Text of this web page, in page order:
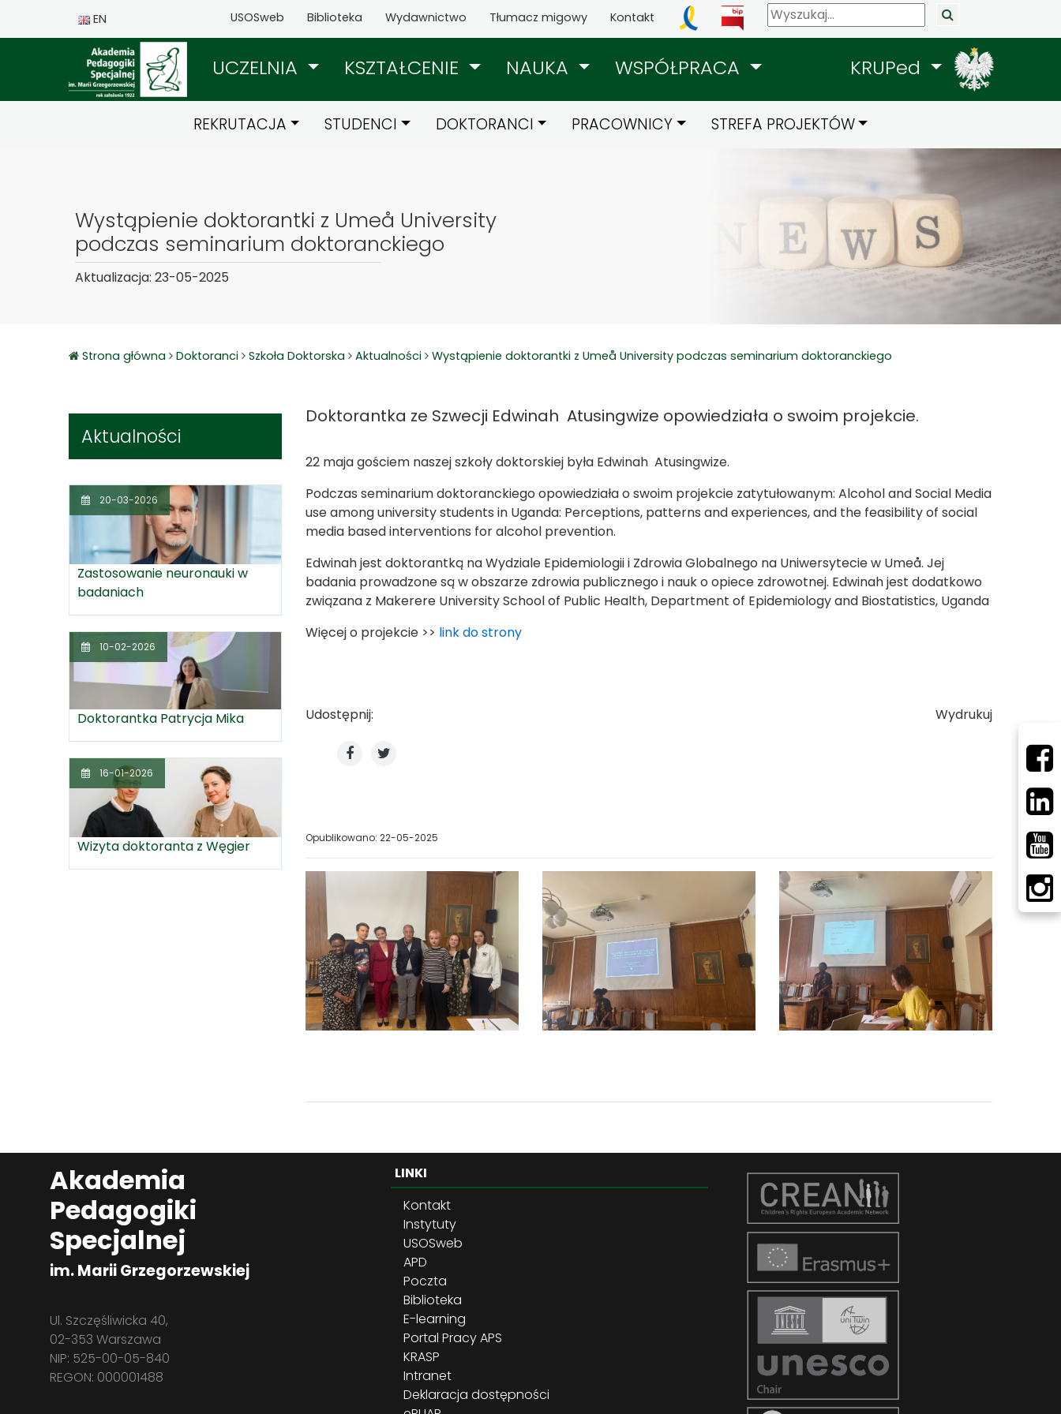
EN USOSweb Biblioteka Wydawnictwo Tłumacz migowy Kontakt
UCZELNIA KSZTAŁCENIE NAUKA WSPÓŁPRACA KRUPed
REKRUTACJA STUDENCI DOKTORANCI PRACOWNICY STREFA PROJEKTÓW
Wystąpienie doktorantki z Umeå University
podczas seminarium doktoranckiego
Aktualizacja: 23-05-2025
Strona główna Doktoranci Szkoła Doktorska Aktualności Wystąpienie doktorantki z Umeå University podczas seminarium doktoranckiego
Aktualności
20-03-2026
Zastosowanie neuronauki w
badaniach
10-02-2026
Doktorantka Patrycja Mika
16-01-2026
Wizyta doktoranta z Węgier
Doktorantka ze Szwecji Edwinah Atusingwize opowiedziała o swoim projekcie.
22 maja gościem naszej szkoły doktorskiej była Edwinah Atusingwize.
Podczas seminarium doktoranckiego opowiedziała o swoim projekcie zatytułowanym: Alcohol and Social Media
use among university students in Uganda: Perceptions, patterns and experiences, and the feasibility of social
media based interventions for alcohol prevention.
Edwinah jest doktorantką na Wydziale Epidemiologii i Zdrowia Globalnego na Uniwersytecie w Umeå. Jej
badania prowadzone są w obszarze zdrowia publicznego i nauk o opiece zdrowotnej. Edwinah jest dodatkowo
związana z Makerere University School of Public Health, Department of Epidemiology and Biostatistics, Uganda
Więcej o projekcie >> link do strony
Udostępnij: Wydrukuj
Opublikowano: 22-05-2025
Akademia
Pedagogiki
Specjalnej
im. Marii Grzegorzewskiej
Ul. Szczęśliwicka 40,
02-353 Warszawa
NIP: 525-00-05-840
REGON: 000001488
LINKI
Kontakt
Instytuty
USOSweb
APD
Poczta
Biblioteka
E-learning
Portal Pracy APS
KRASP
Intranet
Deklaracja dostępności